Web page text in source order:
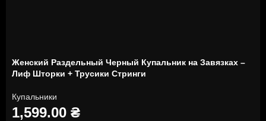
Женский Раздельный Черный Купальник на Завязках –
Лиф Шторки + Трусики Стринги
Купальники
1,599.00 ₴